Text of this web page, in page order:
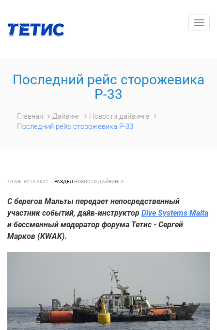
Последний рейс сторожевика
Р-33
Главная Дайвинг
Новости дайвинга
Последний рейс сторожевика Р-33
10 АВГУСТА 2021 РАЗДЕЛ НОВОСТИ ДАЙВИНГА
С берегов Мальты передает непосредственный
участник событий, дайв-инструктор Dive Systems Malta
и бессменный модератор форума Тетис - Сергей
Марков (KWAK).